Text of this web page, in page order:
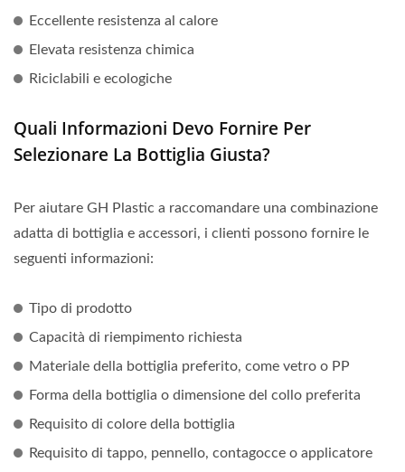
Eccellente resistenza al calore
Elevata resistenza chimica
Riciclabili e ecologiche
Quali Informazioni Devo Fornire Per
Selezionare La Bottiglia Giusta?
Per aiutare GH Plastic a raccomandare una combinazione
adatta di bottiglia e accessori, i clienti possono fornire le
seguenti informazioni:
Tipo di prodotto
Capacità di riempimento richiesta
Materiale della bottiglia preferito, come vetro o PP
Forma della bottiglia o dimensione del collo preferita
Requisito di colore della bottiglia
Requisito di tappo, pennello, contagocce o applicatore